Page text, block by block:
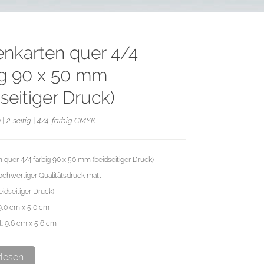
quer 4/4
90 x 50 mm
Druck)
| 2-seitig | 4/4-farbig CMYK
quer 4/4 farbig 90 x 50 mm (beidseitiger Druck)
Qualitätsdruck matt
Druck)
cm x 5,0 cm
9,6 cm x 5,6 cm
wird im hochwertigen Digitaldruck hergestellt.